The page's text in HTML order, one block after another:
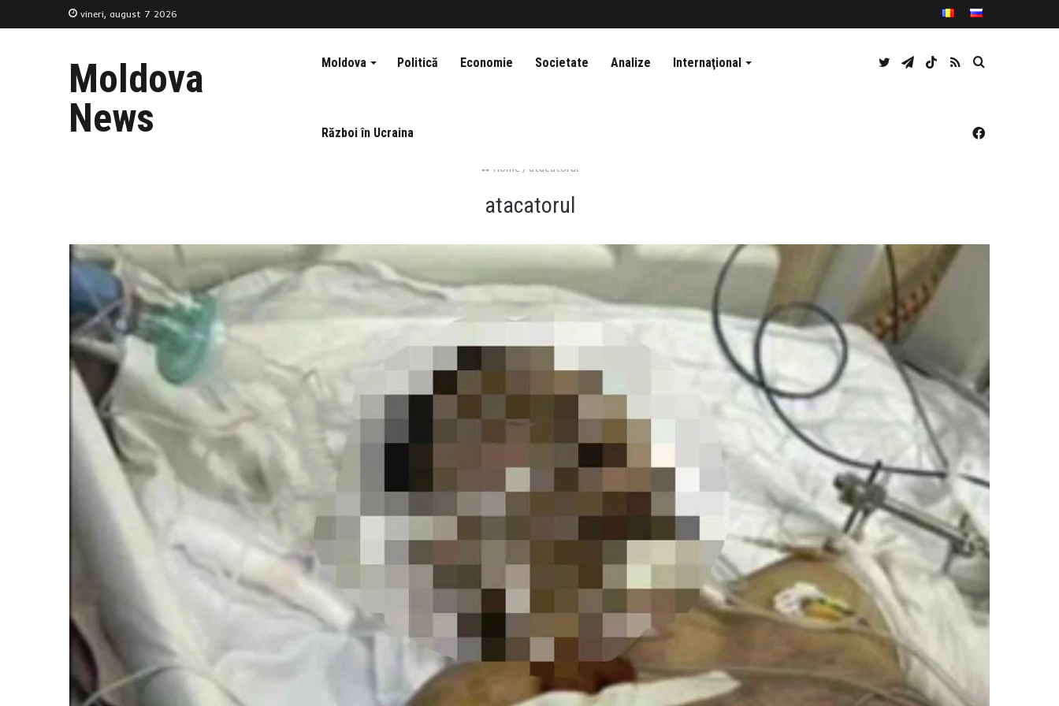
vineri, august 7 2026
Moldova
News
Moldova Politică Economie Societate Analize Internaţional
Război în Ucraina
Caută
RSS
TikTok
Telegram
Twitter
Facebook
Home / atacatorul
atacatorul